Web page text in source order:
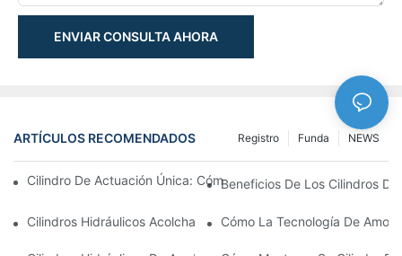
ENVIAR CONSULTA AHORA
ARTÍCULOS RECOMENDADOS NEWS
Funda
Registro
Cilindro De Actuación Única: Cómo Funciona & Aplicaciones
Beneficios De Los Cilindros
Cilindros Hidráulicos Acolchados: Impacto Reductor &
Cómo La Tecnología De